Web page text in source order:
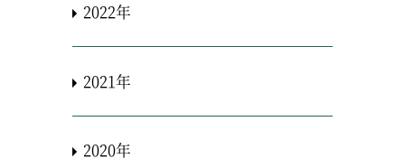
2022年
2021年
2020年